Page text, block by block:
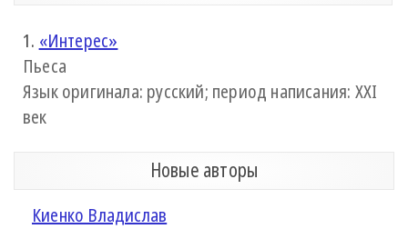
1. «Интерес»
Пьеса
Язык оригинала: русский; период написания: XXI
век
Новые авторы
Киенко Владислав